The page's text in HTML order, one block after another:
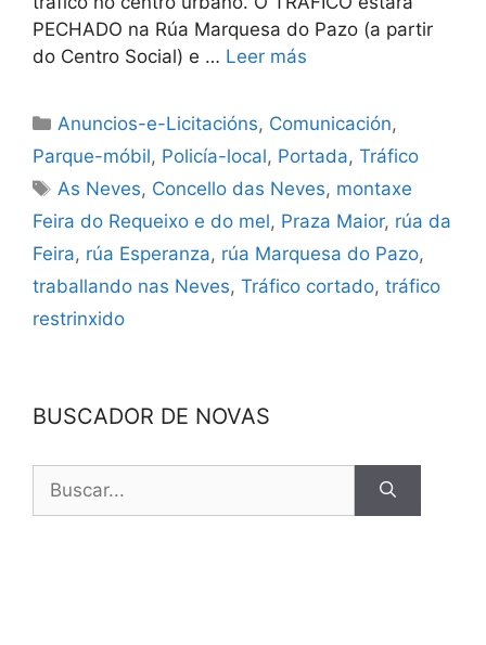
PECHADO na Rúa Marquesa do Pazo (a partir
do Centro Social) e … Leer más
Anuncios-e-Licitacións, Comunicación,
Parque-móbil, Policía-local, Portada, Tráfico
As Neves, Concello das Neves, montaxe
Feira do Requeixo e do mel, Praza Maior, rúa da
Feira, rúa Esperanza, rúa Marquesa do Pazo,
traballando nas Neves, Tráfico cortado, tráfico
restrinxido
BUSCADOR DE NOVAS